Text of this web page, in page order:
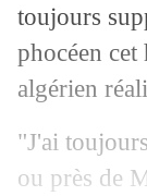
toujours
phocéen
algérien
"J'ai
ou près de
05/02 PSG
05/02
Man